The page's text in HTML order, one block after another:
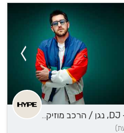
עמרי קרסו - תקליטנים - DJ, נגן / הרכב מוזיקלי, שירותי מוזיקה